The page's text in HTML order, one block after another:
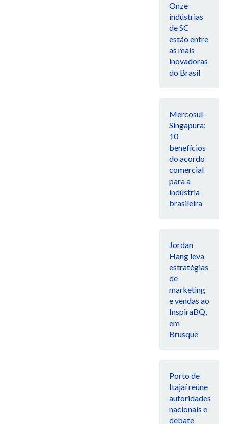
Onze
indústrias
de SC
estão entre
as mais
inovadoras
do Brasil
Mercosul-
Singapura:
10
benefícios
do acordo
comercial
para a
indústria
brasileira
Jordan
Hang leva
estratégias
de
marketing
e vendas ao
InspiraBQ,
em
Brusque
Porto de
Itajaí reúne
autoridades
nacionais e
debate